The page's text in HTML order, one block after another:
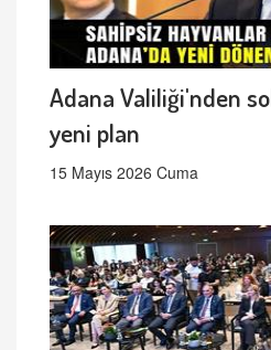
Adana Valiliği'nden
yeni plan
15 Mayıs 2026 Cuma